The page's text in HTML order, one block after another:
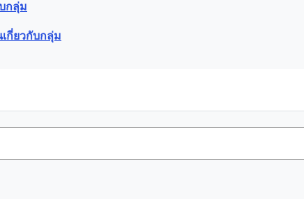
กลุ่ม
กี่ยวกับกลุ่ม